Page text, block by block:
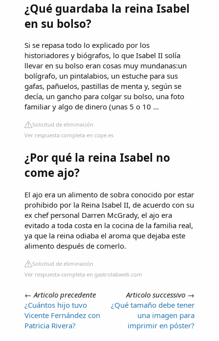
¿Qué guardaba la reina Isabel
en su bolso?
Si se repasa todo lo explicado por los
historiadores y biógrafos, lo que Isabel II solía
llevar en su bolso eran cosas muy mundanas:un
bolígrafo, un pintalabios, un estuche para sus
gafas, pañuelos, pastillas de menta y, según se
decía, un gancho para colgar su bolso, una foto
familiar y algo de dinero (unas 5 o 10 ...
Solicitud de eliminación
Ver respuesta completa en cope.es
¿Por qué la reina Isabel no
come ajo?
El ajo era un alimento de sobra conocido por estar
prohibido por la Reina Isabel II, de acuerdo con su
ex chef personal Darren McGrady, el ajo era
evitado a toda costa en la cocina de la familia real,
ya que la reina odiaba el aroma que dejaba este
alimento después de comerlo.
Solicitud de eliminación
Ver respuesta completa en gastrolabweb.com
← Articolo precedente
¿Cuántos hijo tuvo
Vicente Fernández con
Patricia Rivera?
Articolo successivo →
¿Qué tamaño debe tener
una imagen para
imprimir en póster?